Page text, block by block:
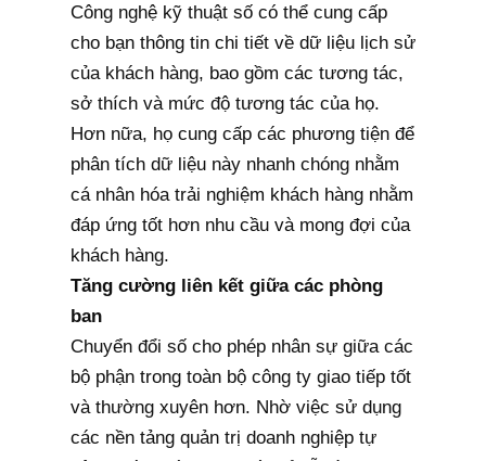
Công nghệ kỹ thuật số có thể cung cấp
cho bạn thông tin chi tiết về dữ liệu lịch sử
của khách hàng, bao gồm các tương tác,
sở thích và mức độ tương tác của họ.
Hơn nữa, họ cung cấp các phương tiện để
phân tích dữ liệu này nhanh chóng nhằm
cá nhân hóa trải nghiệm khách hàng nhằm
đáp ứng tốt hơn nhu cầu và mong đợi của
khách hàng.
Tăng cường liên kết giữa các phòng
ban
Chuyển đổi số cho phép nhân sự giữa các
bộ phận trong toàn bộ công ty giao tiếp tốt
và thường xuyên hơn. Nhờ việc sử dụng
các nền tảng quản trị doanh nghiệp tự